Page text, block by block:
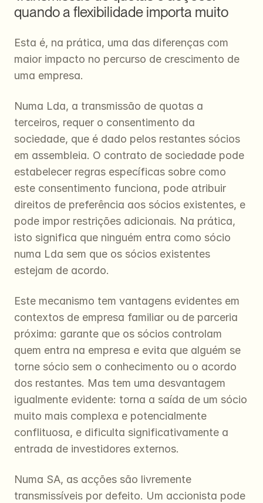
quando a flexibilidade importa muito
Esta é, na prática, uma das diferenças com
maior impacto no percurso de crescimento de
uma empresa.
Numa Lda, a transmissão de quotas a
terceiros, requer o consentimento da
sociedade, que é dado pelos restantes sócios
em assembleia. O contrato de sociedade pode
estabelecer regras específicas sobre como
este consentimento funciona, pode atribuir
direitos de preferência aos sócios existentes, e
pode impor restrições adicionais. Na prática,
isto significa que ninguém entra como sócio
numa Lda sem que os sócios existentes
estejam de acordo.
Este mecanismo tem vantagens evidentes em
contextos de empresa familiar ou de parceria
próxima: garante que os sócios controlam
quem entra na empresa e evita que alguém se
torne sócio sem o conhecimento ou o acordo
dos restantes. Mas tem uma desvantagem
igualmente evidente: torna a saída de um sócio
muito mais complexa e potencialmente
conflituosa, e dificulta significativamente a
entrada de investidores externos.
Numa SA, as acções são livremente
transmissíveis por defeito. Um accionista pode